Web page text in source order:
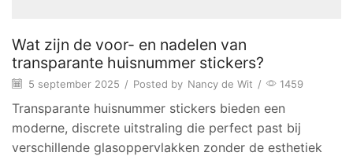
Wat zijn de voor- en nadelen van
transparante huisnummer stickers?
5 september 2025 / Posted by Nancy de Wit / 1459
Transparante huisnummer stickers bieden een
moderne, discrete uitstraling die perfect past bij
verschillende glasoppervlakken zonder de esthetiek